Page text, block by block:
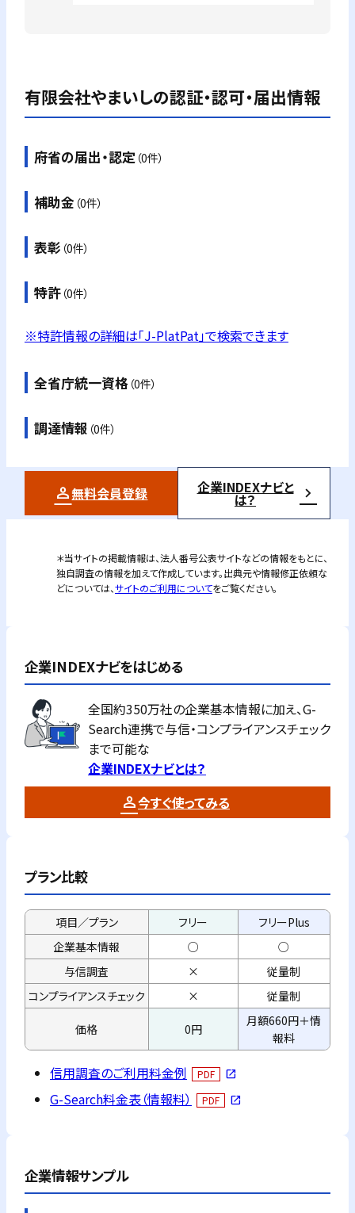
有限会社やまいしの認証・認可・届出情報
府省の届出・認定 （0件）
補助金 （0件）
表彰 （0件）
特許（0件）
※特許情報の詳細は「J-PlatPat」で検索できます
全省庁統一資格（0件）
調達情報 （0件）
無料会員登録 企業INDEXナビと
は？
＊当サイトの掲載情報は、法人番号公表サイトなどの情報をもとに、
独自調査の情報を加えて作成しています。出典元や情報修正依頼な
どについては、サイトのご利用についてをご覧ください。
企業INDEXナビをはじめる
全国約350万社の企業基本情報に加え、G-
Search連携で与信・コンプライアンスチェック
まで可能な
企業INDEXナビとは？
今すぐ使ってみる
プラン比較
項目／プラン フリー
フリーPlus
企業基本情報
○
○
与信調査
×
従量制
コンプライアンスチェック × 従量制
価格 0円
月額660円＋情
報料
信用調査のご利用料金例 PDF open_in_new
G-Search料金表（情報料） PDF open_in_new
企業情報サンプル